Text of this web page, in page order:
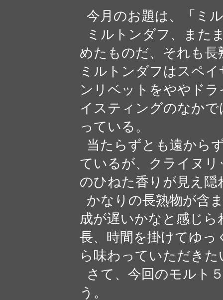
今月のお題は、「ミ
ミルトンダフ、また
めたものだ、それも
ミルトンダフはスペ
ンリベットをややド
イスティングのなか
っている。
当たらずとも遠から
ているが、クライヌ
のひねた香りが見え隠
かなりの長熟物が含
成が遅いかなと感じ
長、時間を掛けてゆ
ら味わっていただき
さて、今回のモルト
う。